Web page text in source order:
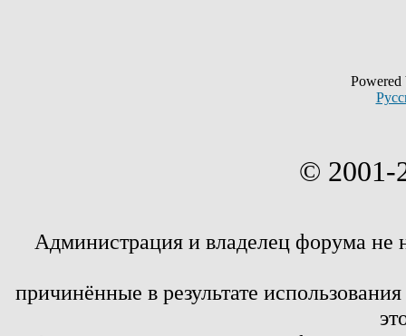
© 2001-
Администрация и владелец форума не
причинённые в результате